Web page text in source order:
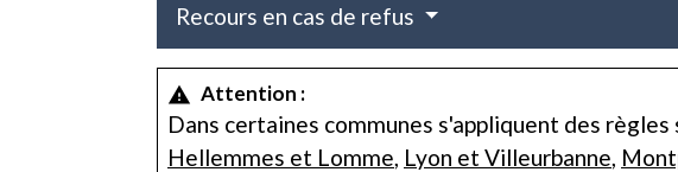
Recours en cas de refus
warning Attention :
Dans certaines communes s'appliquent des
Hellemmes et Lomme Lyon et Villeurbanne